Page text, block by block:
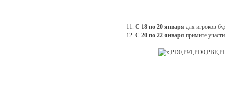
11. С 18 по 20 января для игроков
12. С 20 по 22 января примите